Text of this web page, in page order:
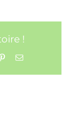
!
PinterestEmail